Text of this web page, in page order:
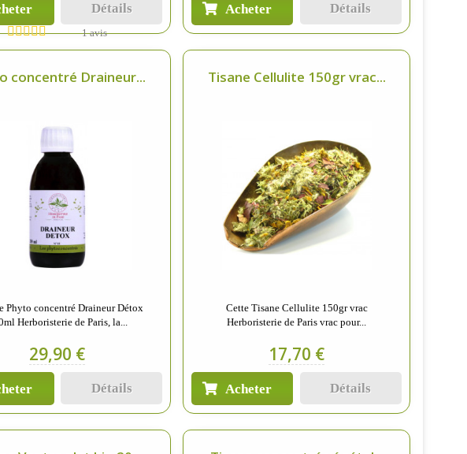
Détails
1 avis
Acheter Détails
concentré Draineur...
Phyto concentré Draineur Détox
Herboristerie de Paris, la...
29,90 €
Détails
Tisane Cellulite 150gr vrac...
Cette Tisane Cellulite 150gr vrac
Herboristerie de Paris vrac pour...
17,70 €
Acheter Détails